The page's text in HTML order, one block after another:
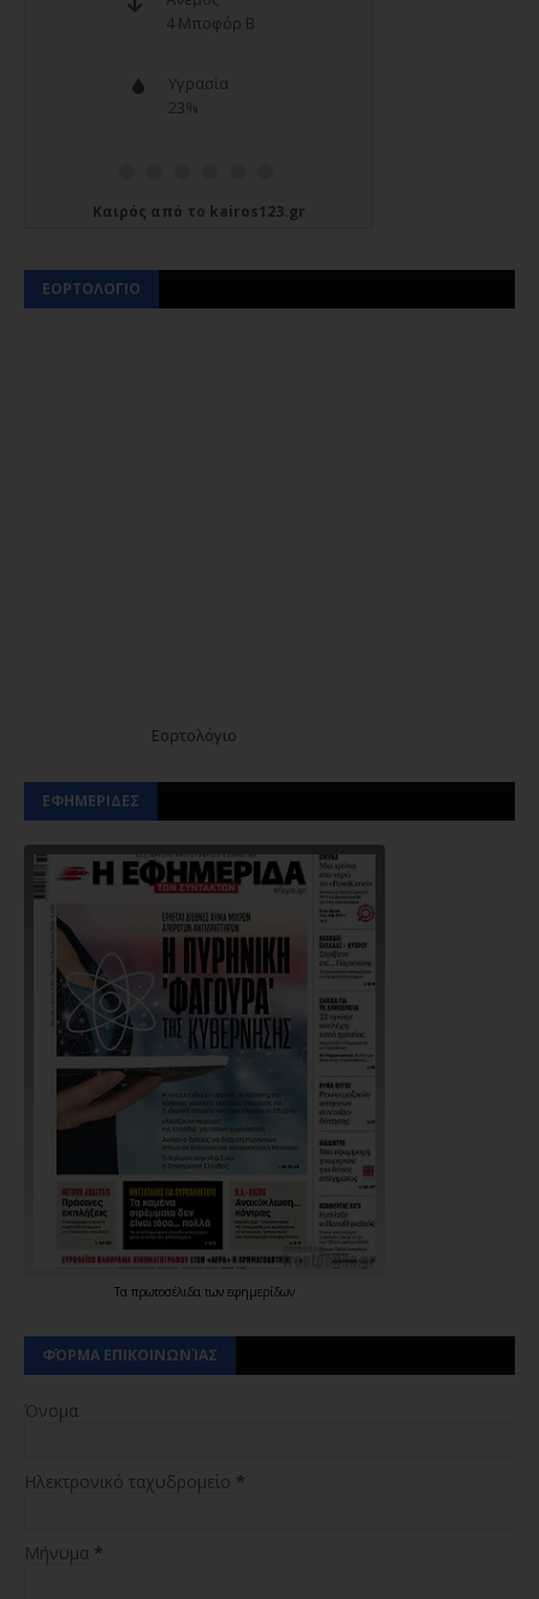
Καιρός από το kairos123.gr
ΕΟΡΤΟΛΟΓΙΟ
Εορτολόγιο
ΕΦΗΜΕΡΙΔΕΣ
Τα πρωτοσέλιδα των εφημερίδων
ΦΌΡΜΑ ΕΠΙΚΟΙΝΩΝΊΑΣ
Όνομα
Ηλεκτρονικό ταχυδρομείο *
Μήνυμα *